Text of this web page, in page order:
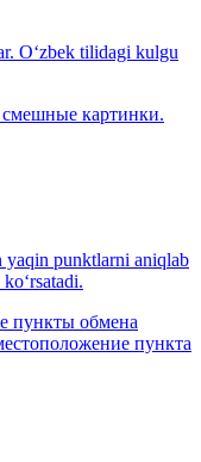
O‘zbek tilidagi kulgu
картинки.
yaqin punktlarni aniqlab
пункты обмена
пункта